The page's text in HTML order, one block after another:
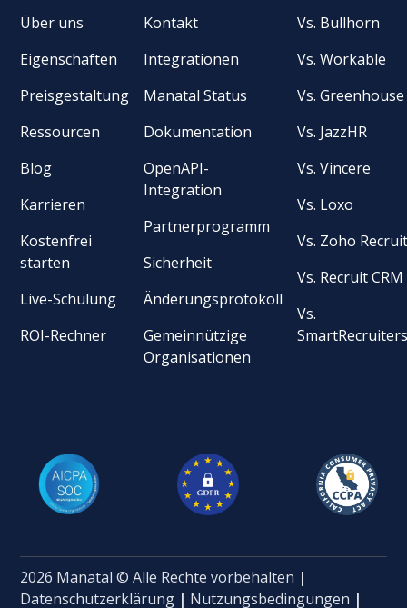
Über uns
Eigenschaften
Preisgestaltung
Ressourcen
Blog
Karrieren
Kostenfrei
starten
Live-Schulung
ROI-Rechner
Kontakt
Integrationen
Manatal Status
Dokumentation
OpenAPI-
Integration
Partnerprogramm
Sicherheit
Änderungsprotokoll
Gemeinnützige
Organisationen
Vs. Bullhorn
Vs. Workable
Vs. Greenhouse
Vs. JazzHR
Vs. Vincere
Vs. Loxo
Vs. Zoho
Vs. Recruit CRM
Vs.
2026 Manatal © Alle Rechte vorbehalten |
Datenschutzerklärung | Nutzungsbedingungen |